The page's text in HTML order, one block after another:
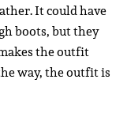
It could have
boots, but they
the outfit
way, the outfit is